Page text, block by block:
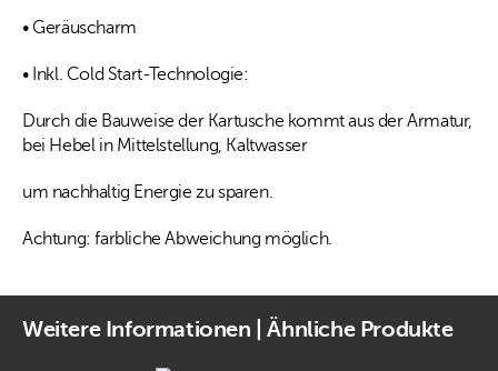
• Geräuscharm
• Inkl. Cold Start-Technologie:
Durch die Bauweise der Kartusche kommt aus der Armatur,
bei Hebel in Mittelstellung, Kaltwasser
um nachhaltig Energie zu sparen.
Achtung: farbliche Abweichung möglich.
Weitere Informationen | Ähnliche Produkte